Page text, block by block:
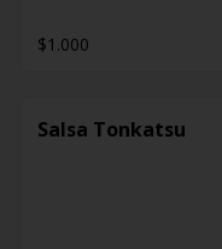
$1.000
Salsa Tonkatsu